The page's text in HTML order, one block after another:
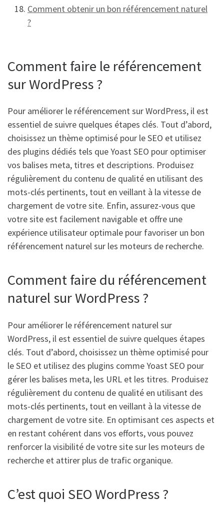
Comment obtenir un bon référencement naturel
?
Comment faire le référencement
sur WordPress ?
Pour améliorer le référencement sur WordPress, il est
essentiel de suivre quelques étapes clés. Tout d’abord,
choisissez un thème optimisé pour le SEO et utilisez
des plugins dédiés tels que Yoast SEO pour optimiser
vos balises meta, titres et descriptions. Produisez
régulièrement du contenu de qualité en utilisant des
mots-clés pertinents, tout en veillant à la vitesse de
chargement de votre site. Enfin, assurez-vous que
votre site est facilement navigable et offre une
expérience utilisateur optimale pour favoriser un bon
référencement naturel sur les moteurs de recherche.
Comment faire du référencement
naturel sur WordPress ?
Pour améliorer le référencement naturel sur
WordPress, il est essentiel de suivre quelques étapes
clés. Tout d’abord, choisissez un thème optimisé pour
le SEO et utilisez des plugins comme Yoast SEO pour
gérer les balises meta, les URL et les titres. Produisez
régulièrement du contenu de qualité en utilisant des
mots-clés pertinents, tout en veillant à la vitesse de
chargement de votre site. En optimisant ces aspects et
en restant cohérent dans vos efforts, vous pouvez
renforcer la visibilité de votre site sur les moteurs de
recherche et attirer plus de trafic organique.
C’est quoi SEO WordPress ?